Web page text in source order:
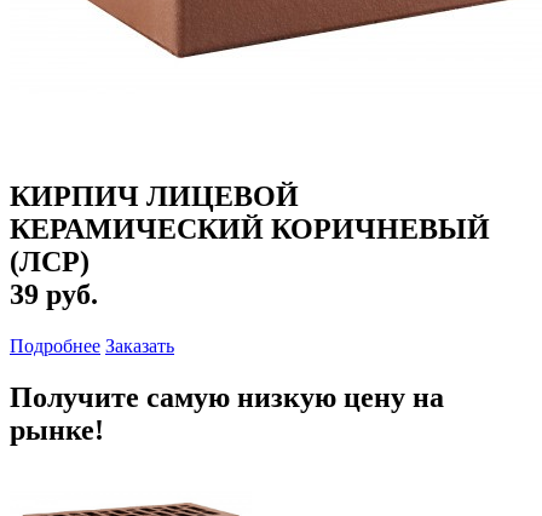
КИРПИЧ ЛИЦЕВОЙ
КЕРАМИЧЕСКИЙ КОРИЧНЕВЫЙ
(ЛСР)
39 руб.
Подробнее Заказать
Получите самую низкую цену на
рынке!